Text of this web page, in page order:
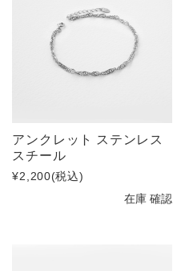
アンクレット ステンレス
スチール
¥2,200(税込)
在庫 確認